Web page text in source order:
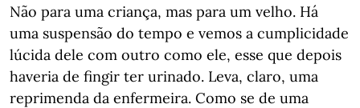
Não para uma criança, mas para um velho. Há
uma suspensão do tempo e vemos a cumplicidade
lúcida dele com outro como ele, esse que depois
haveria de fingir ter urinado. Leva, claro, uma
reprimenda da enfermeira. Como se de uma